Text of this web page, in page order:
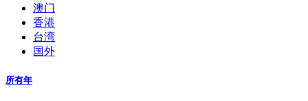
澳门
香港
台湾
国外
所有年